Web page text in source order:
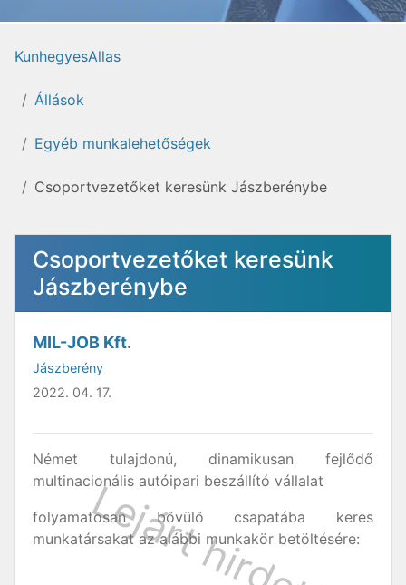
KunhegyesAllas
Állások
Egyéb munkalehetőségek
Csoportvezetőket keresünk Jászberénybe
Csoportvezetőket keresünk
Jászberénybe
MIL-JOB Kft.
Jászberény
2022. 04. 17.
Német tulajdonú, dinamikusan fejlődő
multinacionális autóipari beszállító vállalat
folyamatosan bővülő csapatába keres
munkatársakat az alábbi munkakör betöltésére: